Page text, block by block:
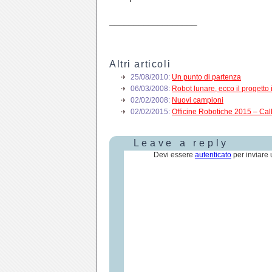
Altri articoli
25/08/2010: Un punto di partenza
06/03/2008: Robot lunare, ecco il progetto
02/02/2008: Nuovi campioni
02/02/2015: Officine Robotiche 2015 –
Leave a reply
Devi essere autenticatoper inviare